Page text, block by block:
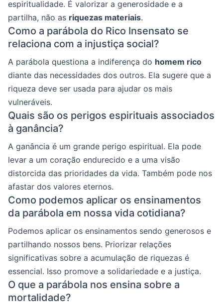
espiritualidade. É valorizar a generosidade e a
partilha, não as riquezas materiais.
Como a parábola do Rico Insensato se
relaciona com a injustiça social?
A parábola questiona a indiferença do homem rico
diante das necessidades dos outros. Ela sugere que a
riqueza deve ser usada para ajudar os mais
vulneráveis.
Quais são os perigos espirituais associados
à ganância?
A ganância é um grande perigo espiritual. Ela pode
levar a um coração endurecido e a uma visão
distorcida das prioridades da vida. Também pode nos
afastar dos valores eternos.
Como podemos aplicar os ensinamentos
da parábola em nossa vida cotidiana?
Podemos aplicar os ensinamentos sendo generosos e
partilhando nossos bens. Priorizar relações
significativas sobre a acumulação de riquezas é
essencial. Isso promove a solidariedade e a justiça.
O que a parábola nos ensina sobre a
mortalidade?